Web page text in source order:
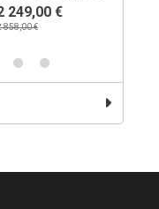
249,00 €
858,00 €